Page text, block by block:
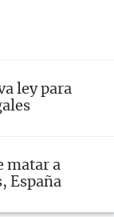
ley para
matar a
España